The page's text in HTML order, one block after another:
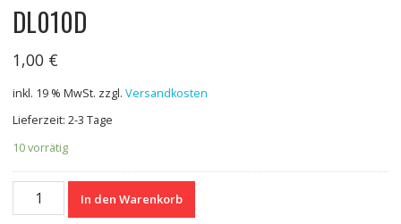
DL010D
1,00 €
inkl. 19 % MwSt. zzgl. Versandkosten
Lieferzeit: 2-3 Tage
10 vorrätig
DL010D
Menge
In den Warenkorb